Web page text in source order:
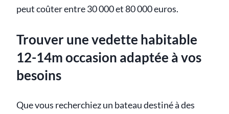
peut coûter entre 30 000 et 80 000 euros.
Trouver une vedette habitable
12-14m occasion adaptée à vos
besoins
Que vous recherchiez un bateau destiné à des